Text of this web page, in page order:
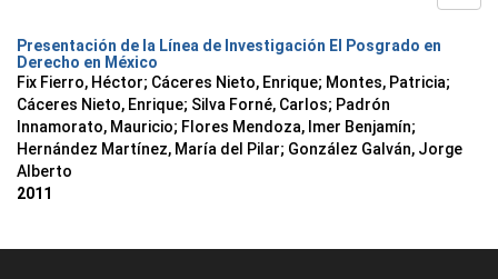
Presentación de la Línea de Investigación El Posgrado en
Derecho en México
Fix Fierro, Héctor; Cáceres Nieto, Enrique; Montes, Patricia;
Cáceres Nieto, Enrique; Silva Forné, Carlos; Padrón
Innamorato, Mauricio; Flores Mendoza, Imer Benjamín;
Hernández Martínez, María del Pilar; González Galván, Jorge
Alberto
2011